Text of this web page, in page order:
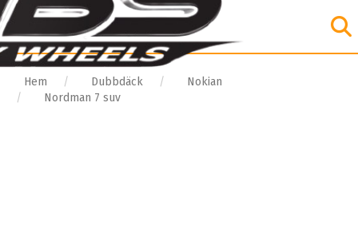
Hem Dubbdäck
Nokian
Nordman 7 suv